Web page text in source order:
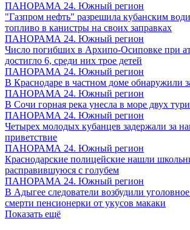
ПАНОРАМА 24. Южный регион
"Газпром нефть" разрешила кубанским
топливо в канистры на своих заправках
ПАНОРАМА 24. Южный регион
Число погибших в Архипо-Осиповке при
достигло 6, среди них трое детей
ПАНОРАМА 24. Южный регион
В Краснодаре в частном доме обнаружили
ПАНОРАМА 24. Южный регион
В Сочи горная река унесла в море двух
ПАНОРАМА 24. Южный регион
Четырех молодых кубанцев задержали за
приветствие
ПАНОРАМА 24. Южный регион
Краснодарские полицейские нашли
расправившуюся с голубем
ПАНОРАМА 24. Южный регион
В Адыгее следователи возбудили
смерти пенсионерки от укусов макаки
Показать ещё